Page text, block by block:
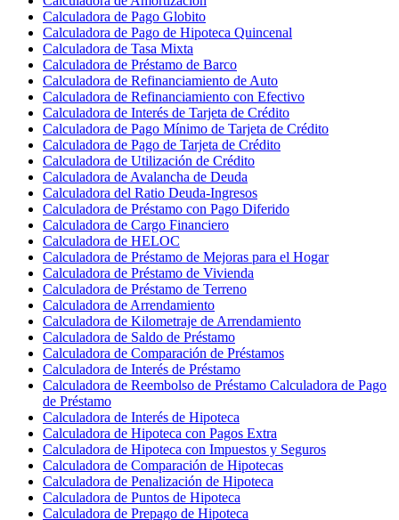
Calculadora de Pago Globito
Calculadora de Pago de Hipoteca Quincenal
Calculadora de Tasa Mixta
Calculadora de Préstamo de Barco
Calculadora de Refinanciamiento de Auto
Calculadora de Refinanciamiento con Efectivo
Calculadora de Interés de Tarjeta de Crédito
Calculadora de Pago Mínimo de Tarjeta de Crédito
Calculadora de Pago de Tarjeta de Crédito
Calculadora de Utilización de Crédito
Calculadora de Avalancha de Deuda
Calculadora del Ratio Deuda-Ingresos
Calculadora de Préstamo con Pago Diferido
Calculadora de Cargo Financiero
Calculadora de HELOC
Calculadora de Préstamo de Mejoras para el Hogar
Calculadora de Préstamo de Vivienda
Calculadora de Préstamo de Terreno
Calculadora de Arrendamiento
Calculadora de Kilometraje de Arrendamiento
Calculadora de Saldo de Préstamo
Calculadora de Comparación de Préstamos
Calculadora de Interés de Préstamo
Calculadora de Reembolso de Préstamo Calculadora de Pago
de Préstamo
Calculadora de Interés de Hipoteca
Calculadora de Hipoteca con Pagos Extra
Calculadora de Hipoteca con Impuestos y Seguros
Calculadora de Comparación de Hipotecas
Calculadora de Penalización de Hipoteca
Calculadora de Puntos de Hipoteca
Calculadora de Prepago de Hipoteca